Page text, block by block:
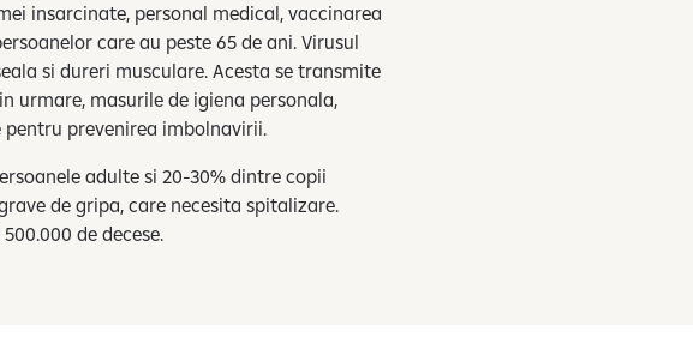
insarcinate, personal medical, vaccinarea
care au peste 65 de ani. Virusul
si dureri musculare. Acesta se transmite
urmare, masurile de igiena personala,
prevenirea imbolnavirii.
adulte si 20-30% dintre copii
de gripa, care necesita spitalizare.
de decese.